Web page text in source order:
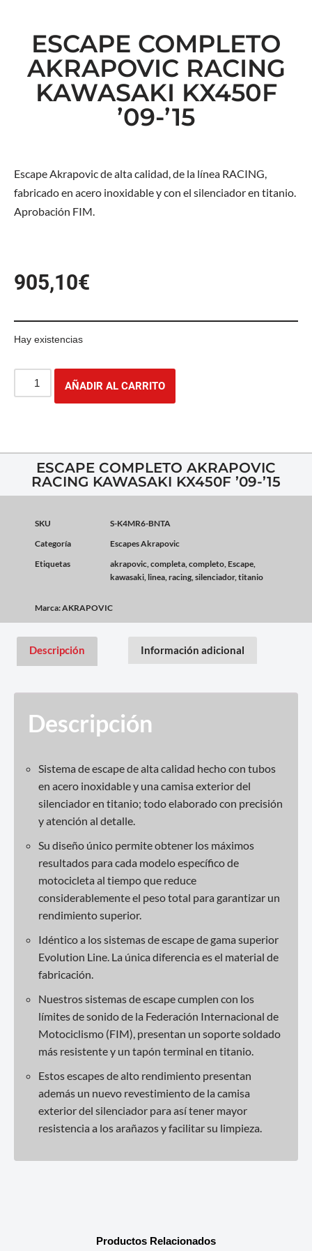
ESCAPE COMPLETO
AKRAPOVIC RACING
KAWASAKI KX450F
’09-’15
Escape Akrapovic de alta calidad, de la línea RACING,
fabricado en acero inoxidable y con el silenciador en titanio.
Aprobación FIM.
905,10€
Hay existencias
AÑADIR AL CARRITO
ESCAPE COMPLETO AKRAPOVIC
RACING KAWASAKI KX450F ’09-’15
SKU
S-K4MR6-BNTA
Categoría
Escapes Akrapovic
Etiquetas
akrapovic,completa,completo, Escape,
kawasaki, linea,racing,silenciador,titanio
Marca:AKRAPOVIC
Descripción Información adicional
Descripción
Sistema de escape de alta calidad hecho con tubos
en acero inoxidable y una camisa exterior del
silenciador en titanio; todo elaborado con precisión
y atención al detalle.
Su diseño único permite obtener los máximos
resultados para cada modelo específico de
motocicleta al tiempo que reduce
considerablemente el peso total para garantizar un
rendimiento superior.
Idéntico a los sistemas de escape de gama superior
Evolution Line. La única diferencia es el material de
fabricación.
Nuestros sistemas de escape cumplen con los
límites de sonido de la Federación Internacional de
Motociclismo (FIM), presentan un soporte soldado
más resistente y un tapón terminal en titanio.
Estos escapes de alto rendimiento presentan
además un nuevo revestimiento de la camisa
exterior del silenciador para así tener mayor
resistencia a los arañazos y facilitar su limpieza.
Productos Relacionados